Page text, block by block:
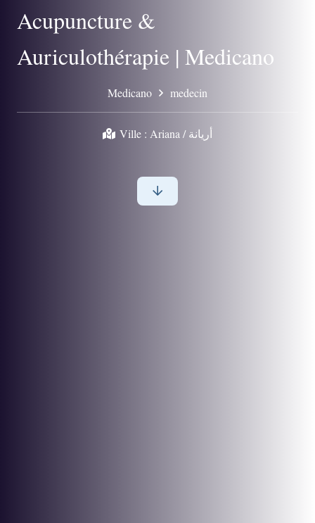
Acupuncture &
Auriculothérapie | Medicano
Medicano medecin
Ville : Ariana / أريانة